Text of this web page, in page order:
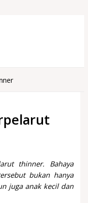
thinner.
Bahaya
bukan hanya
juga anak kecil dan